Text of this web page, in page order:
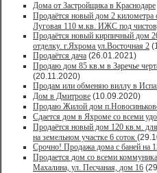
Дома от Застройщика в Краснодаре
Продаётся новый дом 2 километра
Луговая 110 м.кв. ИЖС под
Продаётся новый кирпичный дом
отделку. г.Яхрома ул.Восточная 2
Продаётся дача (26.01.2021)
Продaю дом 85 кв.м в Зарeчьe
(20.11.2020)
Продам или обменяю виллу в
Дом в Дмитрове (10.09.2020)
Продаю Жилой дом
Сдается дом в Яхроме со всеми
Продаётся новый дом 120 кв.м.
на земельном участке 6 соток
Срочно! Продажа дома с баней на
Продается дом со всеми
Махалина, ул. Песчаная, дом 16